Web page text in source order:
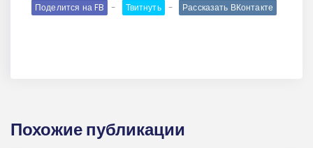
Поделится на FB Твитнуть Рассказать ВКонтакте
Похожие публикации